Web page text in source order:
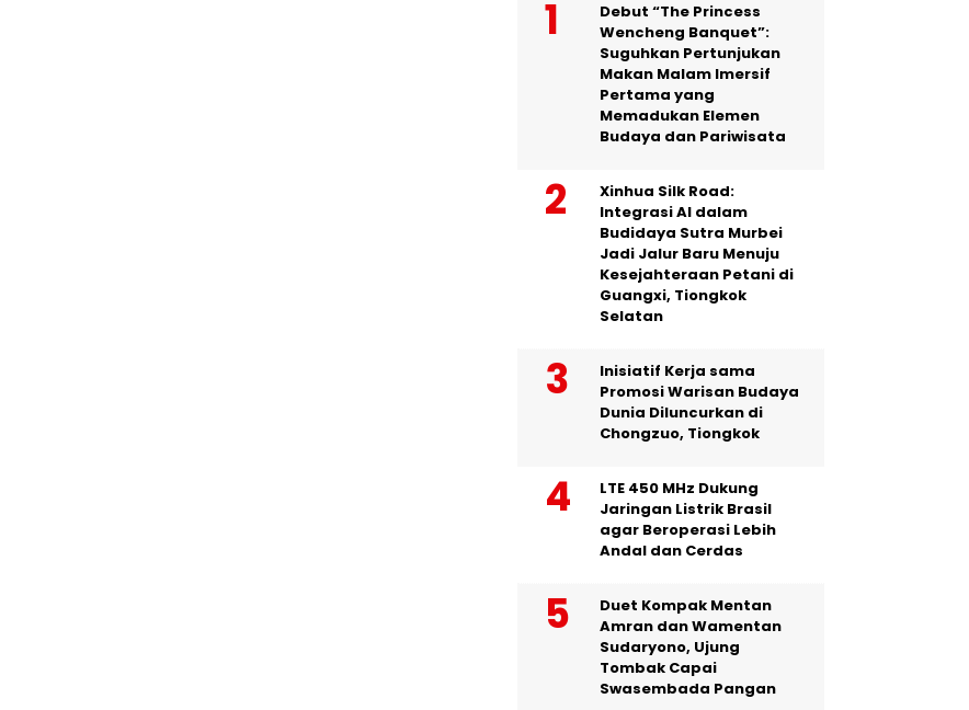
Debut “The Princess
Wencheng Banquet”:
Suguhkan Pertunjukan
Makan Malam Imersif
Pertama yang
Memadukan Elemen
Budaya dan Pariwisata
Xinhua Silk Road:
Integrasi AI dalam
Budidaya Sutra Murbei
Jadi Jalur Baru Menuju
Kesejahteraan Petani di
Guangxi, Tiongkok
Selatan
Inisiatif Kerja sama
Promosi Warisan Budaya
Dunia Diluncurkan di
Chongzuo, Tiongkok
LTE 450 MHz Dukung
Jaringan Listrik Brasil
agar Beroperasi Lebih
Andal dan Cerdas
Duet Kompak Mentan
Amran dan Wamentan
Sudaryono, Ujung
Tombak Capai
Swasembada Pangan